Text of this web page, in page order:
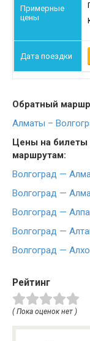
Обратный
Алматы –
Цены на билеты
маршрутам:
Волгоград —
Волгоград —
Волгоград —
Волгоград —
Волгоград — Алхо
Рейтинг
( Пока оценок нет )